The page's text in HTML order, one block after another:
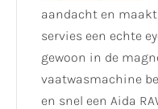
aandacht en
servies een echte
gewoon in de
vaatwasmachine
en snel een Aida